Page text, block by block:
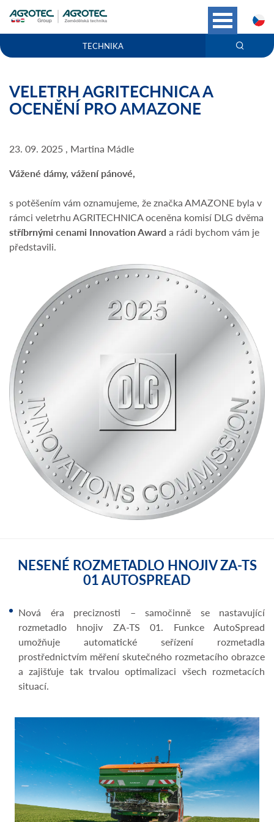
TECHNIKA
VELETRH AGRITECHNICA A
OCENĚNÍ PRO AMAZONE
23. 09. 2025 , Martina Mádle
Vážené dámy, vážení pánové,
s potěšením vám oznamujeme, že značka AMAZONE byla v
rámci veletrhu AGRITECHNICA oceněna komisí DLG dvěma
stříbrnými cenami Innovation Award a rádi bychom vám je
představili.
NESENÉ ROZMETADLO HNOJIV ZA-TS
01 AUTOSPREAD
Nová éra preciznosti – samočinně se nastavující
rozmetadlo hnojiv ZA-TS 01. Funkce AutoSpread
umožňuje automatické seřízení rozmetadla
prostřednictvím měření skutečného rozmetacího obrazce
a zajišťuje tak trvalou optimalizaci všech rozmetacích
situací.